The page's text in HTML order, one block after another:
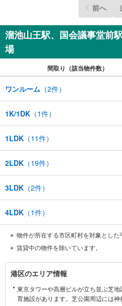
前へ
溜池山王駅、国会議事堂前
場
間取り（該当物件数）
ワンルーム （2件）
1K/1DK （1件）
1LDK （11件）
2LDK （19件）
3LDK （2件）
4LDK （1件）
物件が所在する市区町村を対象とした
賃貸中の物件を除いています。
港
区
に
港区のエリア情報
東京タワーや高層ビルが立ち並ぶ芝
育施設があります。芝公園周辺には神